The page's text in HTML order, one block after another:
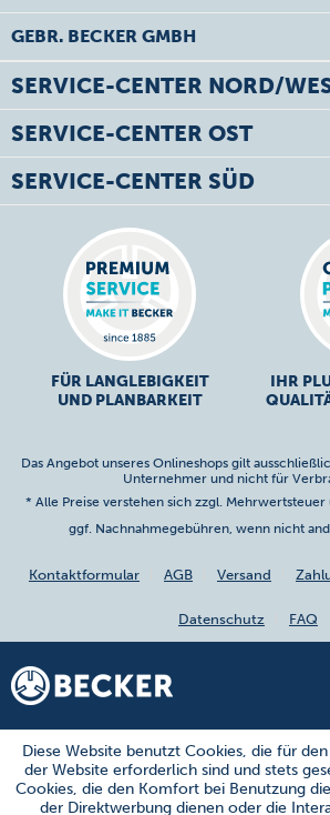
GEBR. BECKER GMBH
SERVICE-CENTER NORD/
SERVICE-CENTER OST
SERVICE-CENTER SÜD
FÜR LANGLEBIGKEIT
UND PLANBARKEIT
IHR
Das Angebot unseres Onlineshops gilt
Unternehmer und nicht für
* Alle Preise verstehen sich zzgl. Mehrwertsteuer
ggf. Nachnahmegebühren, wenn nicht
Kontaktformular AGB Versand
Datenschutz FAQ
Diese Website benutzt Cookies, die für
der Website erforderlich sind und stets
Cookies, die den Komfort bei Benutzung
der Direktwerbung dienen oder die